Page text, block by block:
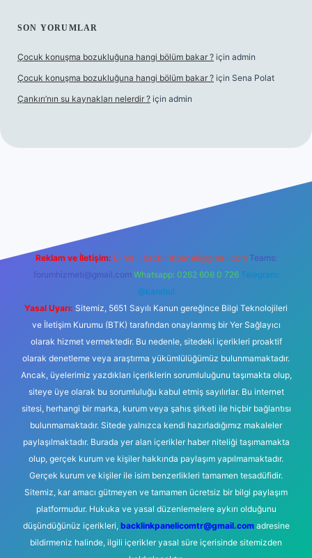
SON YORUMLAR
Çocuk konuşma bozukluğuna hangi bölüm bakar ? için admin
Çocuk konuşma bozukluğuna hangi bölüm bakar ? için Sena Polat
Çankırı’nın su kaynakları nelerdir ? için admin
Reklam ve İletişim: E-mail: backlinkpaneli@gmail.com Teams:
forumhizmeti@gmail.com Whatsapp: 0262 606 0 726 Telegram:
@karabul
Yasal Uyarı: Sitemiz, 5651 Sayılı Kanun gereğince Bilgi Teknolojileri
ve İletişim Kurumu (BTK) tarafından onaylanmış bir Yer Sağlayıcı
olarak hizmet vermektedir. Bu nedenle, sitedeki içerikleri proaktif
olarak denetleme veya araştırma yükümlülüğümüz bulunmamaktadır.
Ancak, üyelerimiz yazdıkları içeriklerin sorumluluğunu taşımakta olup,
siteye üye olarak bu sorumluluğu kabul etmiş sayılırlar. Bu internet
sitesi, herhangi bir marka, kurum veya şahıs şirketi ile hiçbir bağlantısı
bulunmamaktadır. Sitede yalnızca kendi hazırladığımız makaleler
paylaşılmaktadır. Burada yer alan içerikler haber niteliği taşımamakta
olup, gerçek kurum ve kişiler hakkında paylaşım yapılmamaktadır.
Gerçek kurum ve kişiler ile isim benzerlikleri tamamen tesadüfidir.
Sitemiz, kar amacı gütmeyen ve tamamen ücretsiz bir bilgi paylaşım
platformudur. Hukuka ve yasal düzenlemelere aykırı olduğunu
düşündüğünüz içerikleri, backlinkpanelicomtr@gmail.comadresine
bildirmeniz halinde, ilgili içerikler yasal süre içerisinde sitemizden